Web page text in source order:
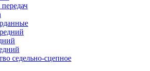
седельно-сцепное